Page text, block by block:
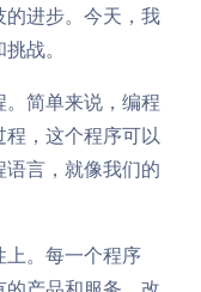
进步。今天，我
战。
简单来说，编程
，这个程序可以
言，就像我们的
。每一个程序